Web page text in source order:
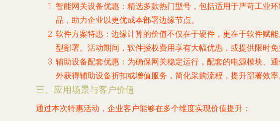
智能网关设备优惠 ：精选多款热门型号，包括适用于严苛工业
品，助力企业以更优成本部署边缘节点。
软件方案特惠 ：边缘计算的价值不仅在于硬件，更在于软件赋
型部署。活动期间，软件授权费用享有大幅优惠，或提供限时
辅助设备配套优惠 ：为确保网关稳定运行，配套的电源模块、
外获得辅助设备折扣或增值服务，简化采购流程，提升部署效率
三、应用场景与客户价值
通过本次特惠活动，企业客户能够在多个维度实现价值提升：